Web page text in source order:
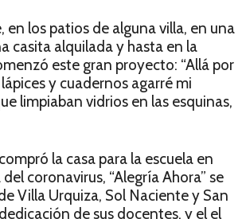
en los patios de alguna villa, en una
casita alquilada y hasta en la
este gran proyecto: “Allá por
y cuadernos agarré mi
limpiaban vidrios en las esquinas,
la casa para la escuela en
coronavirus, “Alegría Ahora” se
Villa Urquiza, Sol Naciente y San
de sus docentes, y el el